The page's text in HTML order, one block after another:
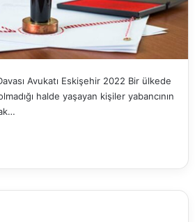
Avukatı Eskişehir 2022 Bir ülkede
halde yaşayan kişiler yabancının